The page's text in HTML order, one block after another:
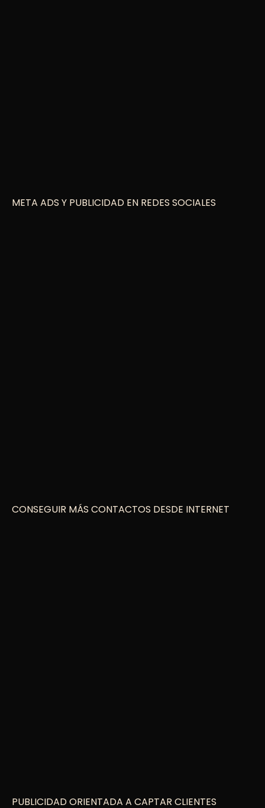
META ADS Y PUBLICIDAD EN REDES SOCIALES
CONSEGUIR MÁS CONTACTOS DESDE INTERNET
PUBLICIDAD ORIENTADA A CAPTAR CLIENTES